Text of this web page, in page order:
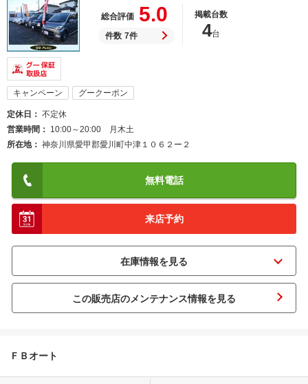
総合評価 5.0
件数 7件
掲載台数
4台
キャンペーン グークーポン
定休日
不定休
営業時間
10:00～20:00 月木土
所在地
神奈川県愛甲郡愛川町中津１０６２ー２
無料電話
来店予約
この販売店のメンテナンス情報を見る
ＦＢオート